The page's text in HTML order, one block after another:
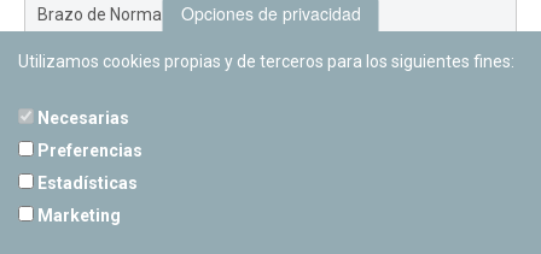
Brazo de Norma
Nuevo Exterior
Opciones de privacidad
Utilizamos cookies propias y de terceros para los siguientes fines:
Necesarias
Preferencias
Estadísticas
Marketing